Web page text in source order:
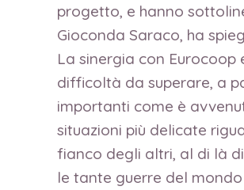
progetto, e hanno
Gioconda Saraco, ha
La sinergia con
difficoltà da superare, a
importanti come è
situazioni più delicate
fianco degli altri, al di là
le tante guerre del